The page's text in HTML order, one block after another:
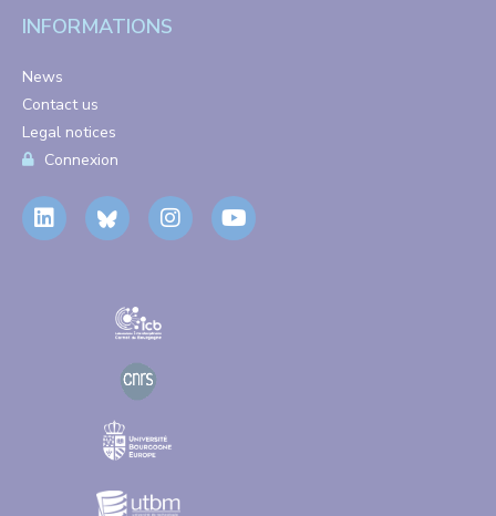
INFORMATIONS
News
Contact us
Legal notices
Connexion